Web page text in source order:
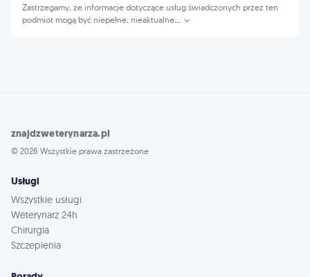
Zastrzegamy, że informacje dotyczące usług świadczonych przez ten
podmiot mogą być niepełne, nieaktualne
znajdzweterynarza.pl
© 2026 Wszystkie prawa zastrzeżone
Usługi
Wszystkie usługi
Weterynarz 24h
Chirurgia
Szczepienia